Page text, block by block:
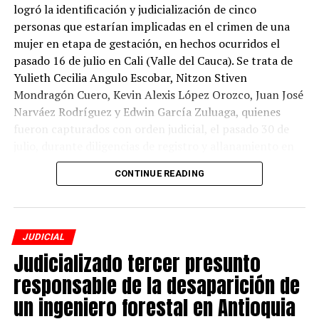
El procesado no aceptó los cargos y, por disposición
judicial, le fue impuesta medida de aseguramiento
privativa de la libertad en establecimiento carcelario.
ADVERTISEMENT
logró la identificación y judicialización de cinco
personas que estarían implicadas en el crimen de una
mujer en etapa de gestación, en hechos ocurridos el
pasado 16 de julio en Cali (Valle del Cauca). Se trata de
Yulieth Cecilia Angulo Escobar, Nitzon Stiven
Mondragón Cuero, Kevin Alexis López Orozco, Juan José
Narváez Rodríguez y Edwin García Zuluaga, quienes
fueron capturados con orden judicial, el pasado 30 de
Valle del Cauca.
que se encontraba en estado de gestación, la Fiscalía
activó el Mecanismo de Búsqueda Urgente (MBU) y
Alerta Rosa por el delito de desaparición forzada.
Posteriormente, el 20 de julio, el Cuerpo Técnico de
Investigación (CTI) encontró el cuerpo de la mujer sin
vida en el corregimiento La Buitrera. Sin embargo, la
CONTINUE READING
JUDICIAL
Judicializado tercer presunto
responsable de la desaparición de
un ingeniero forestal en Antioquia